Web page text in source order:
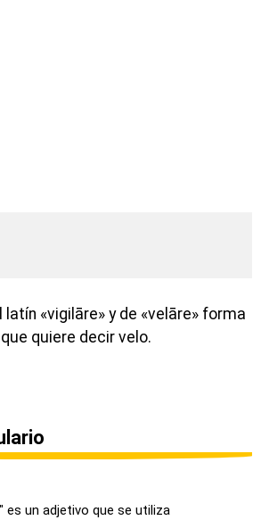
latín «vigilāre» y de «velāre» forma
quiere decir velo.
es un adjetivo que se utiliza